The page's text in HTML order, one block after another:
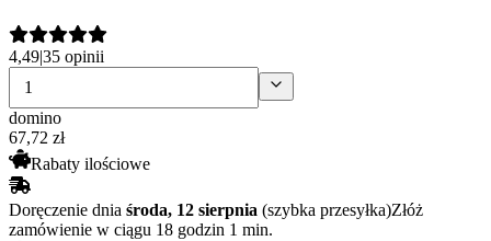
4,49|35 opinii
domino
67,72 zł
Rabaty ilościowe
Doręczenie dnia środa, 12 sierpnia (szybka przesyłka)Złóż
zamówienie w ciągu 18 godzin 1 min.